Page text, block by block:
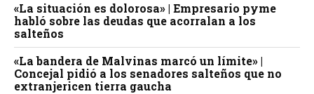
«La situación es dolorosa» | Empresario pyme
habló sobre las deudas que acorralan a los
salteños
«La bandera de Malvinas marcó un límite» |
Concejal pidió a los senadores salteños que no
extranjericen tierra gaucha